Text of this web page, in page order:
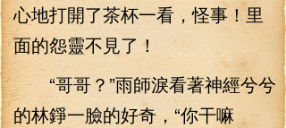
心地打開了茶杯一看，怪事！里
面的怨靈不見了！
“哥哥？”雨師淚看著神經兮兮
的林錚一臉的好奇，“你干嘛